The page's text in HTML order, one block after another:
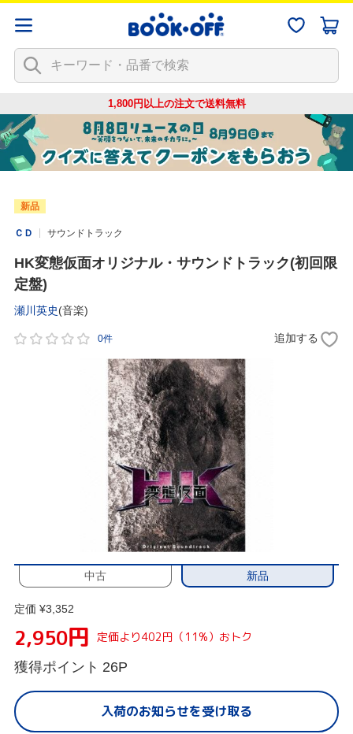
1,800円以上の注文で送料無料
新品
ＣＤ サウンドトラック
HK変態仮面オリジナル・サウンドトラック(初回限
定盤)
瀬川英史(音楽)
0件 追加する
中古 新品
定価 ¥3,352
2,950円 定価より402円（11%）おトク
獲得ポイント 26P
入荷のお知らせを受け取る